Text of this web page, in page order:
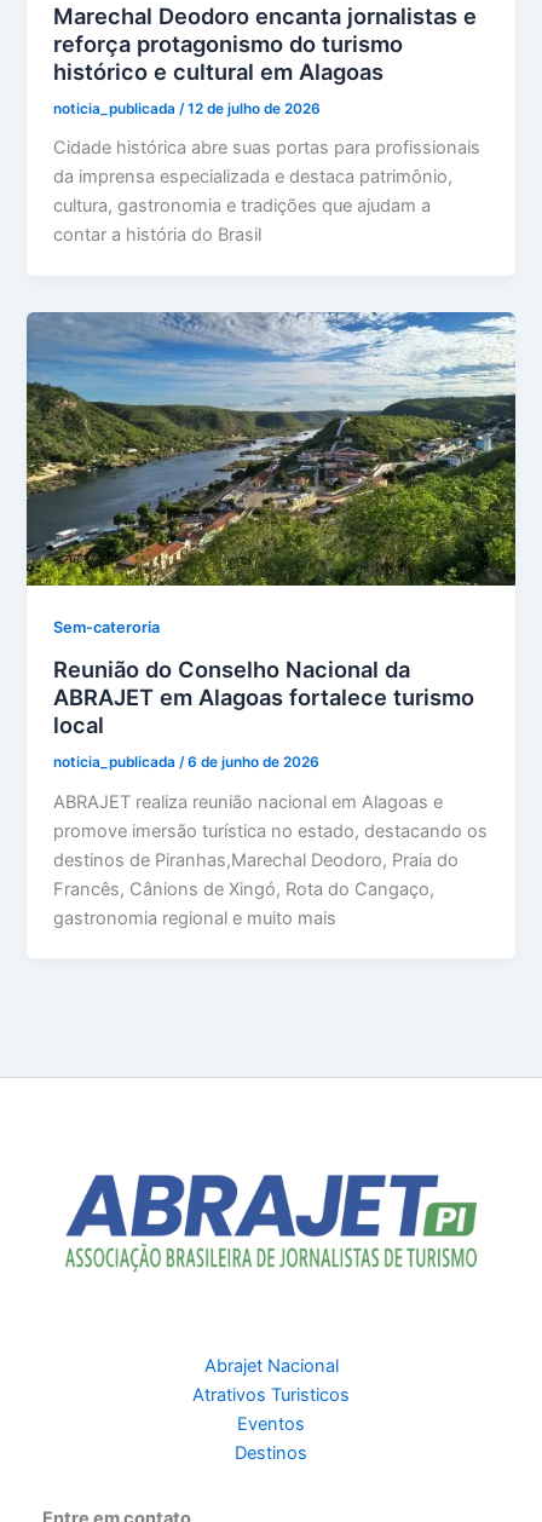
Marechal Deodoro encanta jornalistas e
reforça protagonismo do turismo
histórico e cultural em Alagoas
noticia_publicada /12 de julho de 2026
Cidade histórica abre suas portas para profissionais
da imprensa especializada e destaca patrimônio,
cultura, gastronomia e tradições que ajudam a
contar a história do Brasil
Sem-cateroria
Reunião do Conselho Nacional da
ABRAJET em Alagoas fortalece turismo
local
noticia_publicada /6 de junho de 2026
ABRAJET realiza reunião nacional em Alagoas e
promove imersão turística no estado, destacando os
destinos de Piranhas,Marechal Deodoro, Praia do
Francês, Cânions de Xingó, Rota do Cangaço,
gastronomia regional e muito mais
Abrajet Nacional
Atrativos Turisticos
Eventos
Destinos